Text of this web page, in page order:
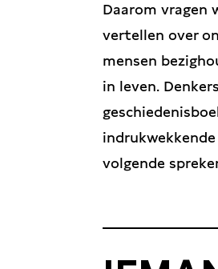
Daarom vragen
vertellen over
mensen
in leven.
volgende